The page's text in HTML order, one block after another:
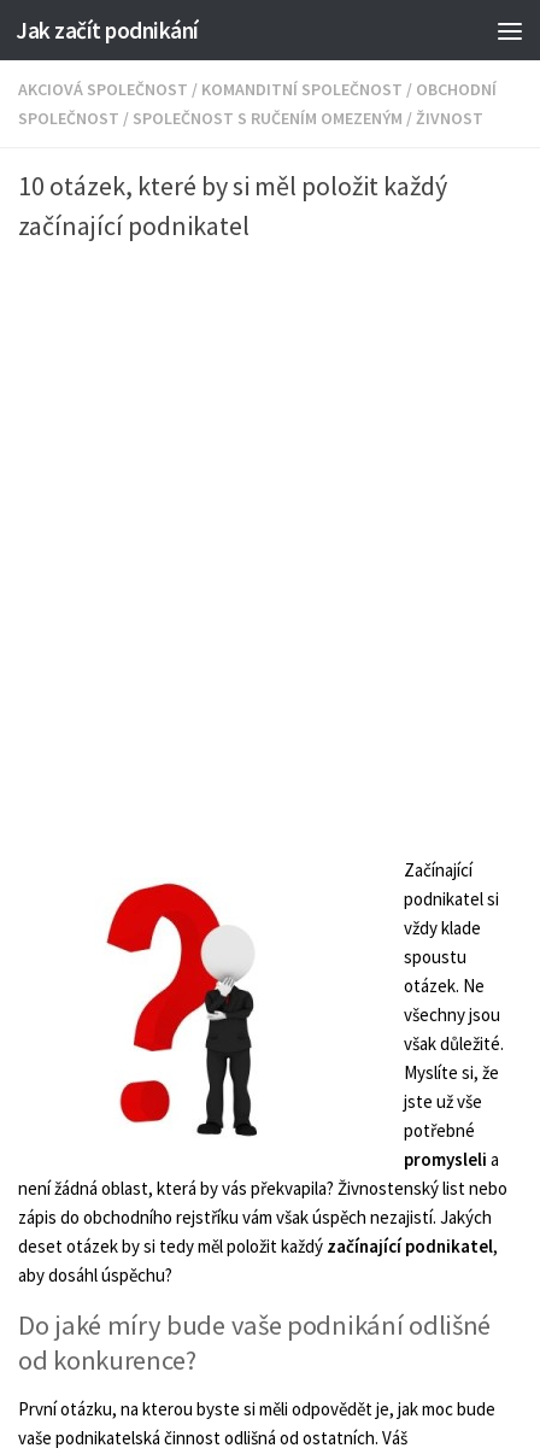
Jak začít podnikání
AKCIOVÁ SPOLEČNOST / KOMANDITNÍ SPOLEČNOST / OBCHODNÍ
SPOLEČNOST / SPOLEČNOST S RUČENÍM OMEZENÝM /ŽIVNOST
10 otázek, které by si měl položit každý
začínající podnikatel
Začínající
podnikatel si
vždy klade
spoustu
otázek. Ne
všechny jsou
však důležité.
Myslíte si, že
jste už vše
potřebné
promysleli a
není žádná oblast, která by vás překvapila? Živnostenský list nebo
zápis do obchodního rejstříku vám však úspěch nezajistí. Jakých
deset otázek by si tedy měl položit každý začínající podnikatel,
aby dosáhl úspěchu?
Do jaké míry bude vaše podnikání odlišné
od konkurence?
První otázku, na kterou byste si měli odpovědět je, jak moc bude
vaše podnikatelská činnost odlišná od ostatních. Váš